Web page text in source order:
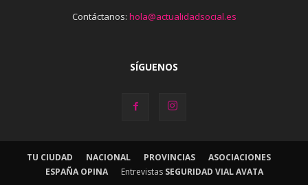
Contáctanos: hola@actualidadsocial.es
SÍGUENOS
TU CIUDAD NACIONAL PROVINCIAS
ASOCIACIONES
ESPAÑA OPINA
Entrevistas SEGURIDAD VIAL AVATA